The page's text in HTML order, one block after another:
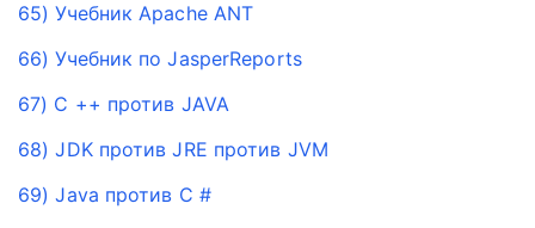
65) Учебник Apache ANT
66) Учебник по JasperReports
67) C ++ против JAVA
68) JDK против JRE против JVM
69) Java против C #